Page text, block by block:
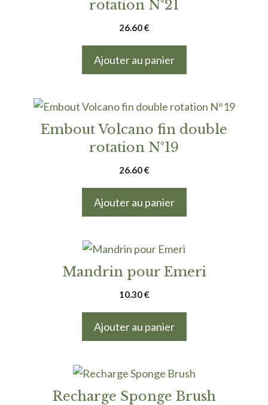
rotation N°21
26.60€
Ajouter au panier
Embout Volcano fin double
rotation N°19
26.60€
Ajouter au panier
Mandrin pour Emeri
10.30€
Ajouter au panier
Recharge Sponge Brush